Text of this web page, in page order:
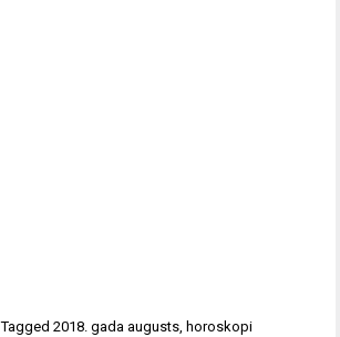
Tagged2018. gada augusts, horoskopi